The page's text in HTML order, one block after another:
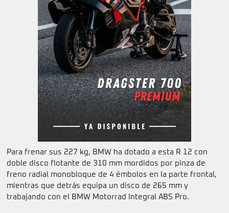
Para frenar sus 227 kg, BMW ha dotado a esta R 12 con
doble disco flotante de 310 mm mordidos por pinza de
freno radial monobloque de 4 émbolos en la parte frontal,
mientras que detrás equipa un disco de 265 mm y
trabajando con el BMW Motorrad Integral ABS Pro.